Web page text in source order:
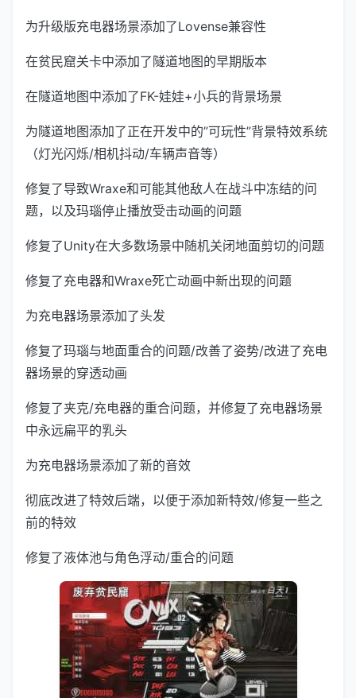
为升级版充电器场景添加了Lovense兼容性
在贫民窟关卡中添加了隧道地图的早期版本
在隧道地图中添加了FK-娃娃+小兵的背景场景
为隧道地图添加了正在开发中的”可玩性”背景特效系统
（灯光闪烁/相机抖动/车辆声音等）
修复了导致Wraxe和可能其他敌人在战斗中冻结的问
题，以及玛瑙停止播放受击动画的问题
修复了Unity在大多数场景中随机关闭地面剪切的问题
修复了充电器和Wraxe死亡动画中新出现的问题
为充电器场景添加了头发
修复了玛瑙与地面重合的问题/改善了姿势/改进了充电
器场景的穿透动画
修复了夹克/充电器的重合问题，并修复了充电器场景
中永远扁平的乳头
为充电器场景添加了新的音效
彻底改进了特效后端，以便于添加新特效/修复一些之
前的特效
修复了液体池与角色浮动/重合的问题